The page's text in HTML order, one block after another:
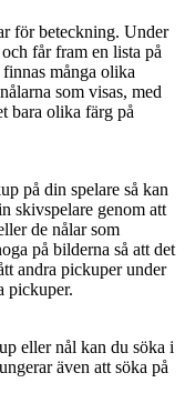
för beteckning. Under
får fram en lista på
många olika
som visas, med
bara olika färg på
på din spelare så kan
skivspelare genom att
de nålar som
på bilderna så att det
andra pickuper under
pickuper.
eller nål kan du söka i
även att söka på